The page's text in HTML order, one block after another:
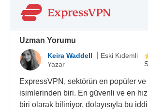
Uzman Yorumu
Keira Waddell
Eski Kıdemli
Yazar
ExpressVPN, sektörün en popüler
isimlerinden biri. En güvenli ve en
biri olarak biliniyor, dolayısıyla bu